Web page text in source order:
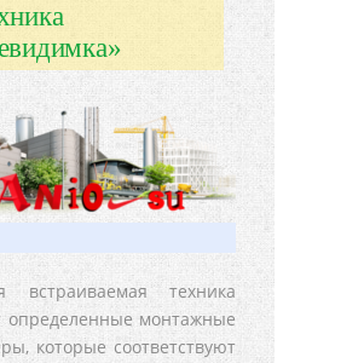
встраиваемая техника
определенные монтажные
которые соответствуют